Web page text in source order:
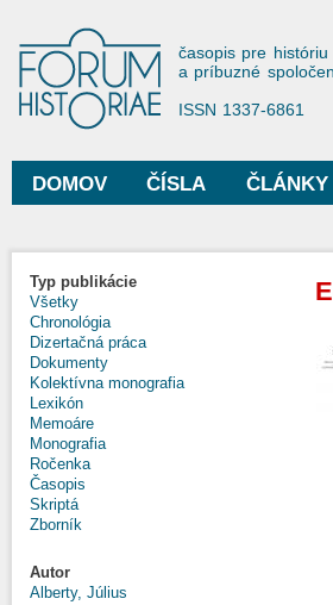
Forum
časopis pre históriu
a príbuzné
ISSN 1337-6861
Hlavné menu
DOMOV ČÍSLA ČLÁNKY
Typ publikácie
Všetky
Chronológia
Dizertačná práca
Dokumenty
Kolektívna monografia
Lexikón
Memoáre
Monografia
Ročenka
Časopis
Skriptá
Zborník
Autor
Alberty, Július